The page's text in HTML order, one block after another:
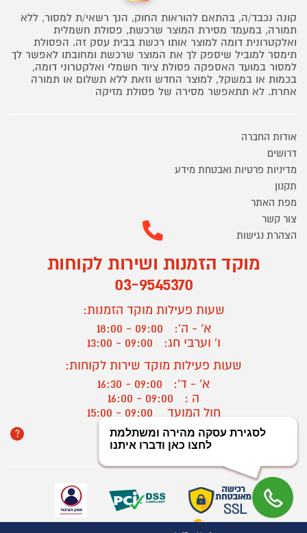
קונה נכבד/ה, בהתאם להוראות החוק, הנך רשאי/ת למסור, ללא
תמורה, במעמד מסירת המוצר שרכשת, פסולת חשמלית
ואלקטרונית דומה למוצר אותו רכשת בבית עסק זה. הפסולת
תימסר למוביל שיספק לך את המוצר שרכשת ומחובתו לאפשר לך
למסור במועד האספקה פסולת ציוד חשמלי ואלקטרוני דומה,
בכמות או במשקל, למוצר החדש וזאת ללא תשלום או תמורה
אחרת. לא תתאפשר מסירה של פסולת מזיקה
אודות החברה
דרושים
מדיניות פרטיות ואבטחת מידע
תקנון
מפת האתר
צור קשר
הצהרת נגישות
מוקד הזמנות ושירות לקוחות
03-9545370
שעות פעילות מוקד הזמנות:
א' - ה':
09:00 - 18:00
ו' וערבי חג:
09:00 - 13:00
שעות פעילות מוקד שירות לקוחות:
א' - ד':
09:00 - 16:30
ה :
09:00 - 16:00
חול המועד
? יצירת קשר/ביטול הזמנה